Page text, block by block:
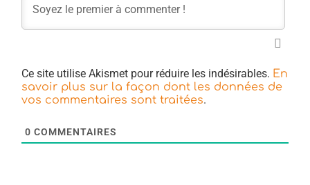
Ce site utilise Akismet pour réduire les indésirables. En
savoir plus sur la façon dont les données de
vos commentaires sont traitées.
0 COMMENTAIRES